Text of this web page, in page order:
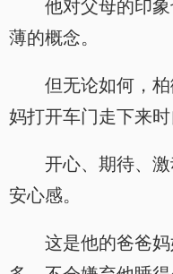
他对父母的印
薄的概念。
但无论如何，
妈打开车门走下来
开心、期待、
安心感。
这是他的爸爸